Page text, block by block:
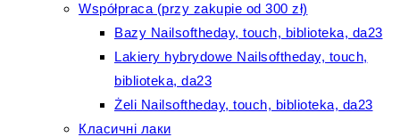
Współpraca (przy zakupie od 300 zł)
Bazy Nailsoftheday, touch, biblioteka, da23
Lakiery hybrydowe Nailsoftheday, touch,
biblioteka, da23
Żeli Nailsoftheday, touch, biblioteka, da23
Класичні лаки